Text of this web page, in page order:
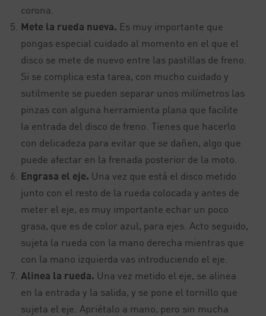
corona.
Mete la rueda nueva. Es muy importante que
pongas especial cuidado al momento en el que el
disco se mete de nuevo entre las pastillas de freno.
Si se complica esta tarea, con mucho cuidado y
sutilmente se pueden separar unos milímetros las
pinzas con alguna herramienta plana que facilite
la entrada del disco de freno. Tienes que hacerlo
con delicadeza para evitar que se dañen, algo que
puede afectar en la frenada posterior de la moto.
Engrasa el eje. Una vez que está el disco metido
junto con el resto de la rueda colocada y antes de
meter el eje, es muy importante echar un poco
grasa, que es de color azul, para ejes. Acto seguido,
sujeta la rueda con la mano derecha mientras que
con la mano izquierda vas introduciendo el eje.
Alinea la rueda. Una vez metido el eje, se alinea
en la entrada y la salida, y se pone el tornillo que
sujeta el eje. Apriétalo a mano, pero sin mucha